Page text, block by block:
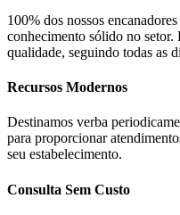
100% dos nossos
conhecimento sólido no setor.
qualidade, seguindo todas as
Recursos Modernos
Destinamos verba
para proporcionar
seu estabelecimento.
Consulta Sem Custo